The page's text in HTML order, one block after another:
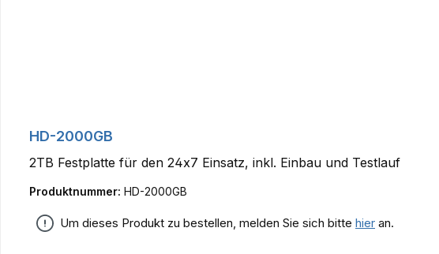
HD-2000GB
2TB Festplatte für den 24x7 Einsatz, inkl. Einbau und Testlauf
Produktnummer: HD-2000GB
Um dieses Produkt zu bestellen, melden Sie sich bitte hier an.